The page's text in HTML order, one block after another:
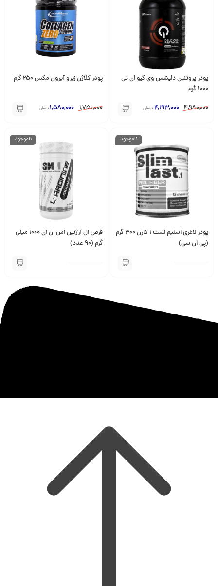
پودر پروتئین دلیشس وی کیو ان تی
1000 گرم
4,980,000
4,193,000 تومان
پودر کلاژن زیرو آیرون مکس 250 گرم
1,750,000
1,580,000 تومان
ناموجود
پودر لاغری اسلیم لست 1 کارن 300 گرم
(پی ان سی)
ناموجود
قرص ال آرژنین اس ان ان 1000 میلی
گرم (90 عدد)